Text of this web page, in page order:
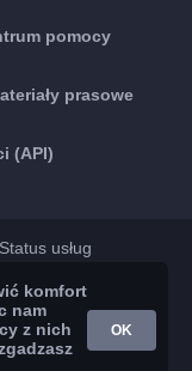
pomocy
prasowe
(API)
Status usług
Play
komfort
nam
z nich
OK